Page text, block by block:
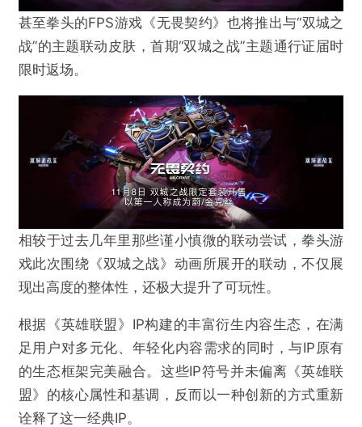
甚至拳头的FPS游戏《无畏契约》也将推出与“双城之
战”的主题联动皮肤，首期“双城之战”主题通行证届时
限时返场。
相较于过去几年里那些谨小慎微的联动尝试，拳头游
戏此次围绕《双城之战》动画所展开的联动，不仅展
现出高度的整体性，还极大提升了可玩性。
根据《英雄联盟》IP构建的丰富衍生内容生态，在满
足用户对多元化、年轻化内容需求的同时，与IP原有
的生态框架完美融合。这些IP符号并未偏离《英雄联
盟》的核心属性和基调，反而以一种创新的方式重新
诠释了这一经典IP。